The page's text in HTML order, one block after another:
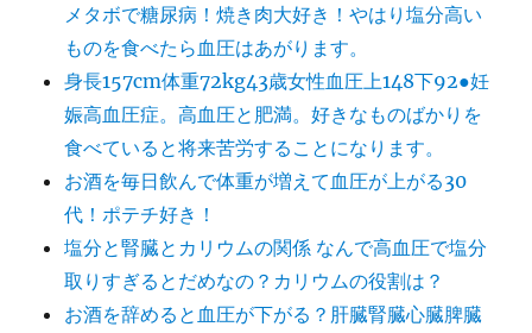
メタボで糖尿病！焼き肉大好き！やはり塩分高い
ものを食べたら血圧はあがります。
身長157cm体重72kg43歳女性血圧上148下92●妊
娠高血圧症。高血圧と肥満。好きなものばかりを
食べていると将来苦労することになります。
お酒を毎日飲んで体重が増えて血圧が上がる30
代！ポテチ好き！
塩分と腎臓とカリウムの関係 なんで高血圧で塩分
取りすぎるとだめなの？カリウムの役割は？
お酒を辞めると血圧が下がる？肝臓腎臓心臓脾臓